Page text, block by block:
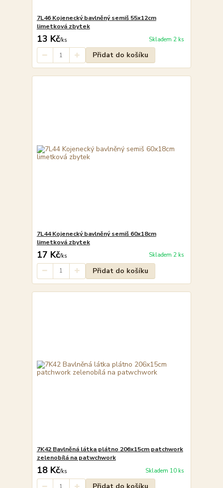
7L46 Kojenecký bavlněný semiš 55x12cm
limetková zbytek
13 Kč/ks Skladem 2 ks
Přidat do košíku
7L44 Kojenecký bavlněný semiš 60x18cm
limetková zbytek
17 Kč/ks Skladem 2 ks
Přidat do košíku
7K42 Bavlněná látka plátno 206x15cm patchwork
zelenobílá na patwchwork
18 Kč/ks Skladem 10 ks